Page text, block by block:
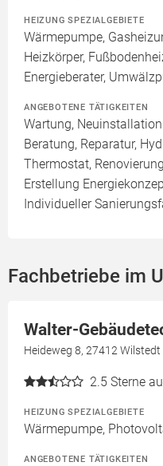
HEIZUNG SPEZIALGEBIETE
Wärmepumpe,
Heizkörper,
Energieberater,
ANGEBOTENE TÄTIGKEITEN
Wartung,
Beratung, Reparatur,
Thermostat,
Erstellung
Individueller
Fachbetriebe im
Walter-
Heideweg 8, 27412
2.5 Sterne
HEIZUNG SPEZIALGEBIETE
Wärmepumpe,
ANGEBOTENE TÄTIGKEITEN